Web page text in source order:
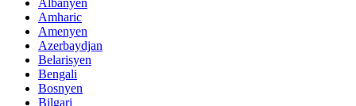
Albanyen
Amharic
Amenyen
Azerbaydjan
Belarisyen
Bengali
Bosnyen
Bilgari